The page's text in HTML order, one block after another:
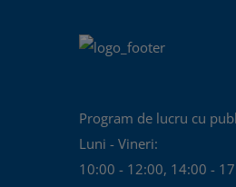
Program de lucru cu
Luni - Vineri:
10:00 - 12:00, 14:00 -